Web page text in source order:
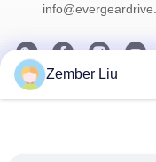
Nosso boletim
Assine nossa
Zember Liu